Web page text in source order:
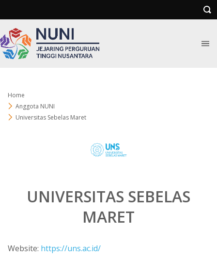
Home
Anggota NUNI
Universitas Sebelas Maret
UNIVERSITAS SEBELAS
MARET
Website: https://uns.ac.id/